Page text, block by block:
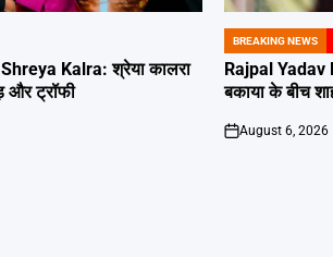
Kalra: श्रेया कालरा
और ट्रॉफी
POSTED
IN
BREAKING NEWS
Rajpal
बकाया के बीच
on
August 6, 2026